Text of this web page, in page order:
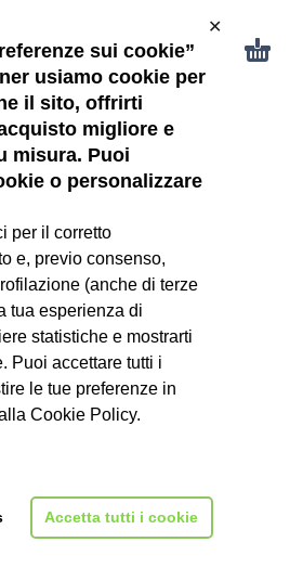
sui cookie”
usiamo cookie per
il sito, offrirti
migliore e
misura. Puoi
o personalizzare
per il corretto
e, previo consenso,
(anche di terze
tua esperienza di
statistiche e mostrarti
Puoi accettare tutti i
le tue preferenze in
Cookie Policy.
Accetta tutti i cookie
✕